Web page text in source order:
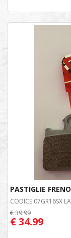
PASTIGLIE
CODICE 07GR16SX
€ 39.99
€ 34.99